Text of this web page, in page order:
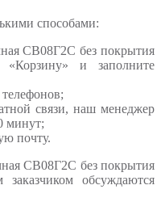
способами:
СВ08Г2C без покрытия
и заполните
связи, наш менеджер
минут;
почту.
СВ08Г2C без покрытия
обсуждаются